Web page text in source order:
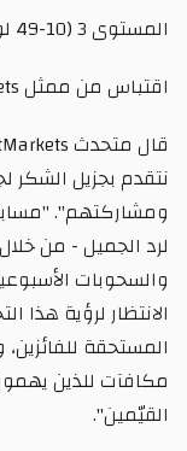
المستوى 3 (10-49 لوت): فرصة للفوز بـ 300$
اقتباس من ممثل JustMarkets
نتقدم بجزيل الشكر
ومشاركتهم".
لرد الجميل - من
والسحوبات
الانتظار لرؤية
المستحقة
القيّمين''.